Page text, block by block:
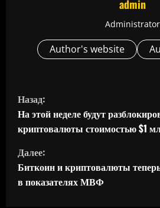
admin
Administrator
Author's website
П
р
о
д
о
Назад:
На этой неделе будут
криптовалюты стоимостью $1
Далее:
Биткоин и криптовалюты
в показателях МВФ